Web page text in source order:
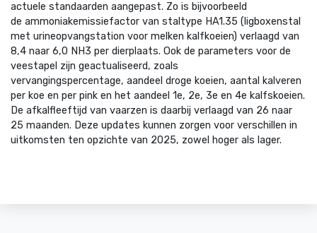
actuele standaarden aangepast. Zo is bijvoorbeeld
de ammoniakemissiefactor van staltype HA1.35 (ligboxenstal
met urineopvangstation voor melken kalfkoeien) verlaagd van
8,4 naar 6,0 NH3 per dierplaats. Ook de parameters voor de
veestapel zijn geactualiseerd, zoals
vervangingspercentage, aandeel droge koeien, aantal kalveren
per koe en per pink en het aandeel 1e, 2e, 3e en 4e kalfskoeien.
De afkalfleeftijd van vaarzen is daarbij verlaagd van 26 naar
25 maanden. Deze updates kunnen zorgen voor verschillen in
uitkomsten ten opzichte van 2025, zowel hoger als lager.